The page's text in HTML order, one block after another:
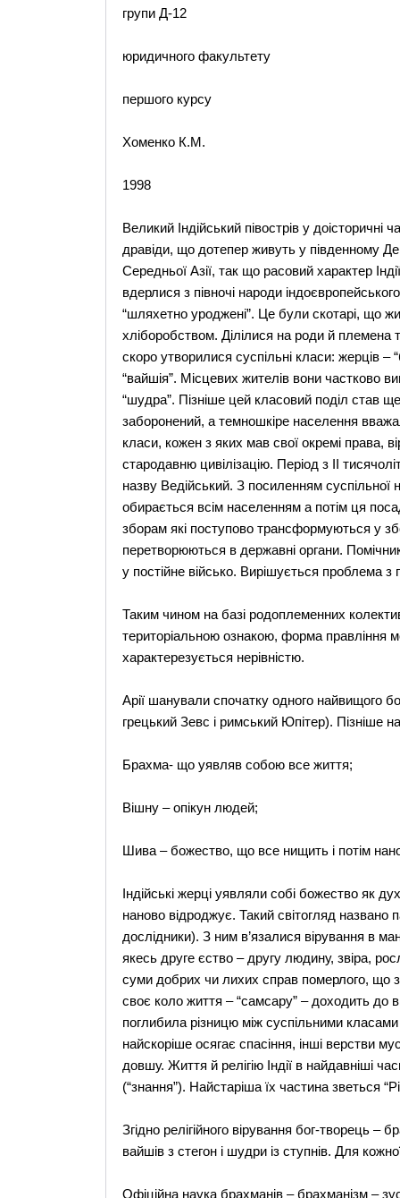
групи Д-12
юридичного факультету
першого курсу
Хоменко К.М.
1998
Великий Індійський півострів у
дравіди, що дотепер живуть у південному
Середньої Азії, так що расовий характер
вдерлися з півночі народи
“шляхетно уроджені”. Це були скотарі, що
хліборобством. Ділілися на роди й
скоро утворилися суспільні класи: жерців –
“вайшія”. Місцевих жителів вони частково
“шудра”. Пізніше цей класовий поділ став
заборонений, а темношкіре населення
класи, кожен з яких мав свої окремі права,
стародавню цивілізацію. Період з ІІ
назву Ведійський. З посиленням суспільної
обирається всім населенням а потім ця
зборам які поступово трансформуються у
перетворюються в державні органи.
у постійне військо. Вирішується проблема
Таким чином на базі родоплеменних
територіальною ознакою, форма правління
характерезується нерівністю.
Арії шанували спочатку одного найвищого
грецький Зевс і римський Юпітер). Пізніше
Брахма- що уявляв собою все життя;
Вішну – опікун людей;
Шива – божество, що все нищить і потім
Індійські жерці уявляли собі божество як
наново відроджує. Такий світогляд названо
дослідники). З ним в’язалися вірування в
якесь друге єство – другу людину, звіра,
суми добрих чи лихих справ померлого, що
своє коло життя – “самсару” – доходить до
поглибила різницю між суспільними
найскоріше осягає спасіння, інші верстви
довшу. Життя й релігію Індії в найдавніші
(“знання”). Найстаріша їх частина зветься
Згідно релігійного вірування бог-творець –
вайшів з стегон і шудри із ступнів. Для
Офіційна наука брахманів – брахманізм –